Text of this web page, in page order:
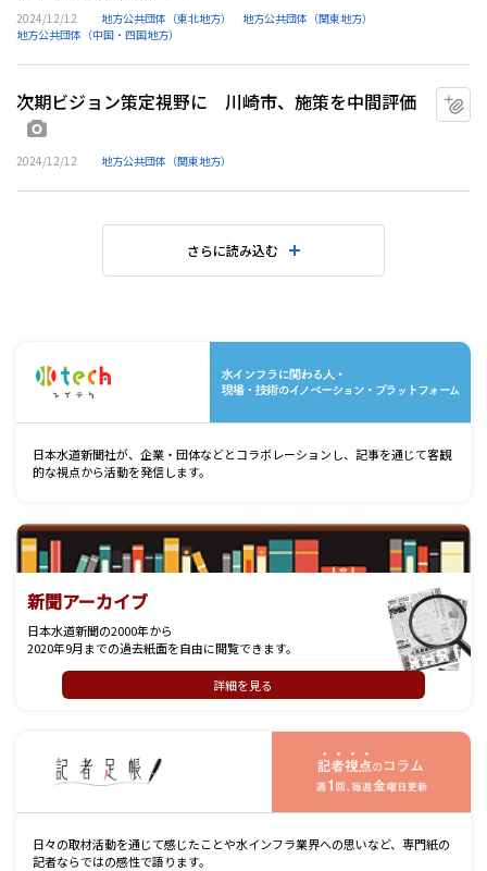
2024/12/12 地方公共団体（東北地方）
地方公共団体（関東地方）
地方公共団体（中国・四国地方）
次期ビジョン策定視野に 川崎市、施策を中間評価
2024/12/12 地方公共団体（関東地方）
さらに読み込む
日本水道新聞社が、企業・団体などとコラボレーションし、記事を通じて客観
的な視点から活動を発信します。
新聞アーカイブ
日本水道新聞の2000年から
2020年9月までの過去紙面を自由に閲覧できます。
詳細を見る
日々の取材活動を通じて感じたことや水インフラ業界への思いなど、専門紙の
記者ならではの感性で語ります。